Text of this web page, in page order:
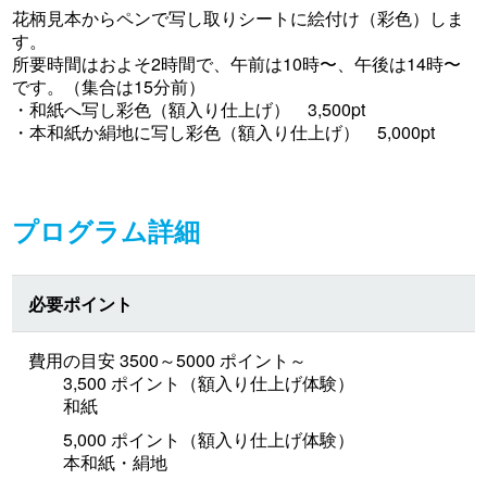
花柄見本からペンで写し取りシートに絵付け（彩色）しま
す。
所要時間はおよそ2時間で、午前は10時〜、午後は14時〜
です。（集合は15分前）
・和紙へ写し彩色（額入り仕上げ） 3,500pt
・本和紙か絹地に写し彩色（額入り仕上げ） 5,000pt
プログラム詳細
必要ポイント
費用の目安 3500～5000 ポイント～
3,500 ポイント（額入り仕上げ体験）
和紙
5,000 ポイント（額入り仕上げ体験）
本和紙・絹地